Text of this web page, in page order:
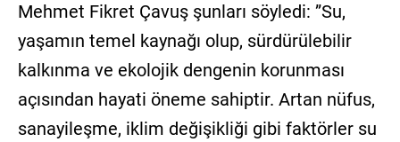
Mehmet Fikret Çavuş şunları söyledi: ”Su,
yaşamın temel kaynağı olup, sürdürülebilir
kalkınma ve ekolojik dengenin korunması
açısından hayati öneme sahiptir. Artan nüfus,
sanayileşme, iklim değişikliği gibi faktörler su